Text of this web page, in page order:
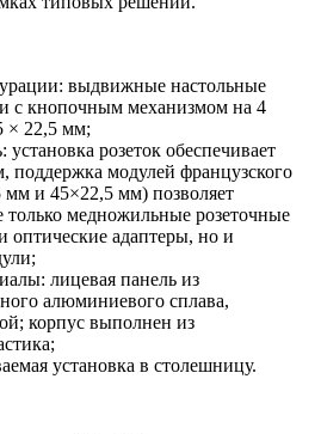
выдвижные настольные
с кнопочным механизмом на 4
× 22,5 мм;
установка розеток обеспечивает
поддержка модулей французского
мм и 45×22,5 мм) позволяет
только медножильные розеточные
оптические адаптеры, но и
лицевая панель из
алюминиевого сплава,
корпус выполнен из
установка в столешницу.